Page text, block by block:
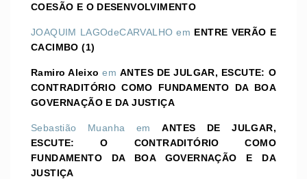
COESÃO E O DESENVOLVIMENTO
JOAQUIM LAGOdeCARVALHO em ENTRE VERÃO E
CACIMBO (1)
Ramiro Aleixo emANTES DE JULGAR, ESCUTE: O
CONTRADITÓRIO COMO FUNDAMENTO DA BOA
GOVERNAÇÃO E DA JUSTIÇA
Sebastião Muanha emANTES DE JULGAR,
ESCUTE: O CONTRADITÓRIO COMO
FUNDAMENTO DA BOA GOVERNAÇÃO E DA
JUSTIÇA